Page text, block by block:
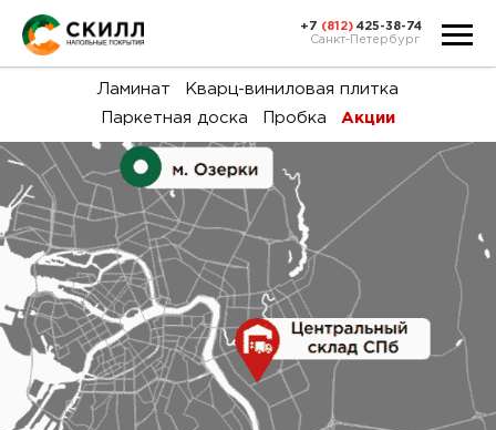
и
+7 (812) 425-38-74
Санкт-Петербург
Ламинат
Кварц-виниловая плитка
Паркетная доска
Пробка Акции